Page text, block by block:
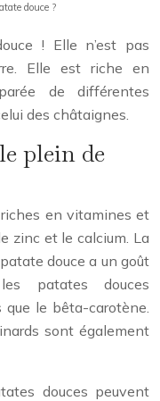
douce ?
! Elle n’est pas
Elle est riche en
de différentes
des châtaignes.
plein de
en vitamines et
zinc et le calcium. La
douce a un goût
patates douces
le bêta-carotène.
sont également
douces peuvent